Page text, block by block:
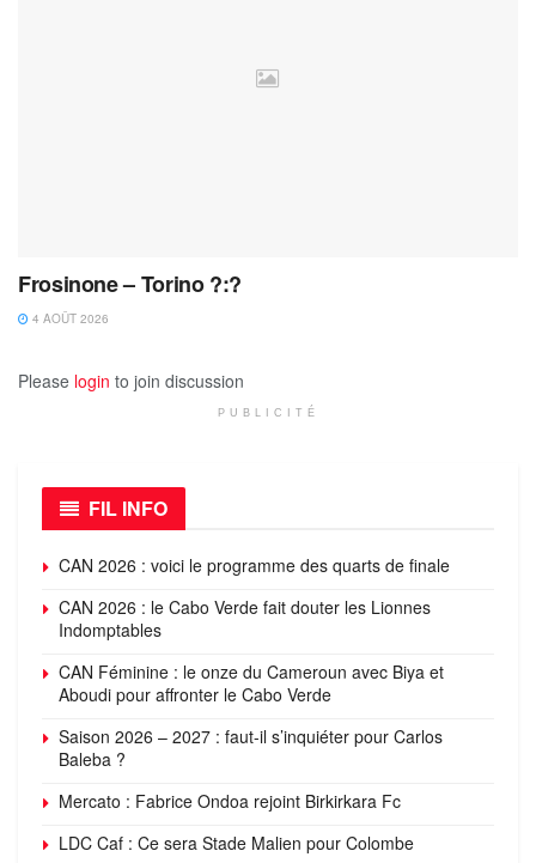
Frosinone – Torino ?:?
4 AOÛT 2026
Please login to join discussion
PUBLICITÉ
FIL INFO
CAN 2026 : voici le programme des quarts de finale
CAN 2026 : le Cabo Verde fait douter les Lionnes
Indomptables
CAN Féminine : le onze du Cameroun avec Biya et
Aboudi pour affronter le Cabo Verde
Saison 2026 – 2027 : faut-il s’inquiéter pour Carlos
Baleba ?
Mercato : Fabrice Ondoa rejoint Birkirkara Fc
LDC Caf : Ce sera Stade Malien pour Colombe